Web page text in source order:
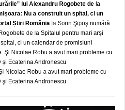
lui Alexandru Rogobete de la
Nu a construit un spital, ci un
Știri România la Sorin Şipoş numără
de la Spitalul pentru mari arși
ci un calendar de promisiuni
Şi Nicolae Robu a avut mari probleme cu
şi Ecaterina Andronescu
Nicolae Robu a avut mari probleme cu
şi Ecaterina Andronescu